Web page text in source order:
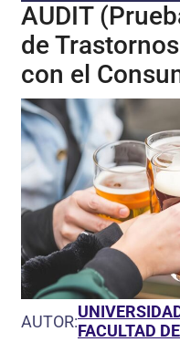
AUDIT
de
con el
AUTOR:FACULTAD